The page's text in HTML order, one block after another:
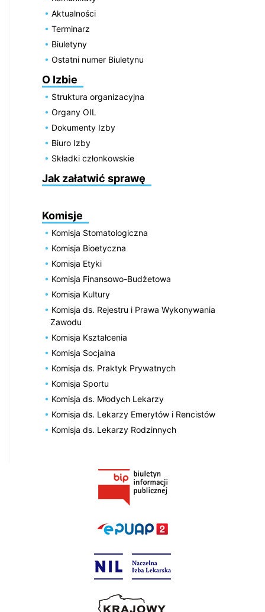
Aktualności
Terminarz
Biuletyny
Ostatni numer Biuletynu
O Izbie
Struktura organizacyjna
Organy OIL
Dokumenty Izby
Biuro Izby
Składki członkowskie
Jak załatwić sprawę
Komisje
Komisja Stomatologiczna
Komisja Bioetyczna
Komisja Etyki
Komisja Finansowo-Budżetowa
Komisja Kultury
Komisja ds. Rejestru i Prawa Wykonywania
Zawodu
Komisja Kształcenia
Komisja Socjalna
Komisja ds. Praktyk Prywatnych
Komisja Sportu
Komisja ds. Młodych Lekarzy
Komisja ds. Lekarzy Emerytów i Rencistów
Komisja ds. Lekarzy Rodzinnych